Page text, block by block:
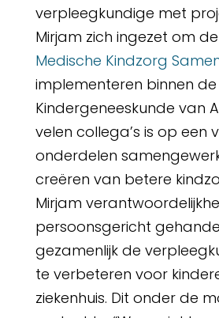
verpleegkundige met
Mirjam zich ingezet om
Medische Kindzorg
implementeren binnen
Kindergeneeskunde van
velen collega’s is op een
onderdelen
creëren van betere
Mirjam
persoonsgericht
gezamenlijk de
te verbeteren voor
ziekenhuis. Dit onder de